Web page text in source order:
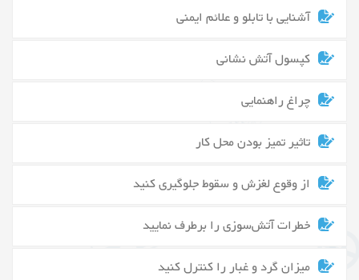
آشنایی با تابلو و علائم ایمنی
کپسول آتش نشانی
چراغ راهنمایی
تاثیر تمیز بودن محل کار
از وقوع لغزش و سقوط جلوگیری کنید
خطرات آتش‌سوزی را برطرف نمایید
میزان گرد و غبار را کنترل کنید